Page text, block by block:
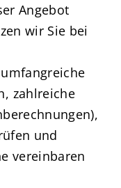
Angebot
wir Sie bei
zahlreiche
und
vereinbaren